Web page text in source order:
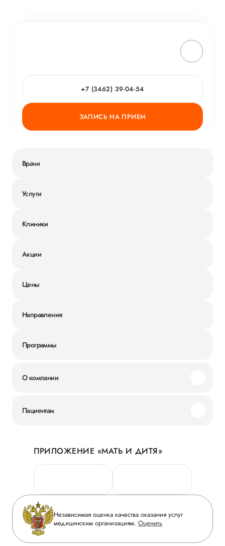
+7 (3462) 39-04-54
ЗАПИСЬ НА ПРИЕМ
Врачи
Услуги
Клиники
Акции
Цены
Направления
Программы
О компании
Новости
Руководство
Сотрудничество
Инвесторам
Журнал «Мать и дитя»
Вакансии
Пациентам
Личный кабинет
Персональные данные
Горячая линия качества
Вопрос-ответ
Приложение пациента
Статьи
ПРИЛОЖЕНИЕ «МАТЬ И ДИТЯ»
Независимая оценка качества оказания услуг
медицинским организациям. Оценить